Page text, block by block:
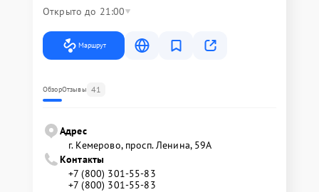
Открыто до 21:00
Маршрут
ОбзорОтзывы 41
Адрес
г. Кемерово, просп. Ленина, 59А
Контакты
+7 (800) 301-55-83
+7 (800) 301-55-83